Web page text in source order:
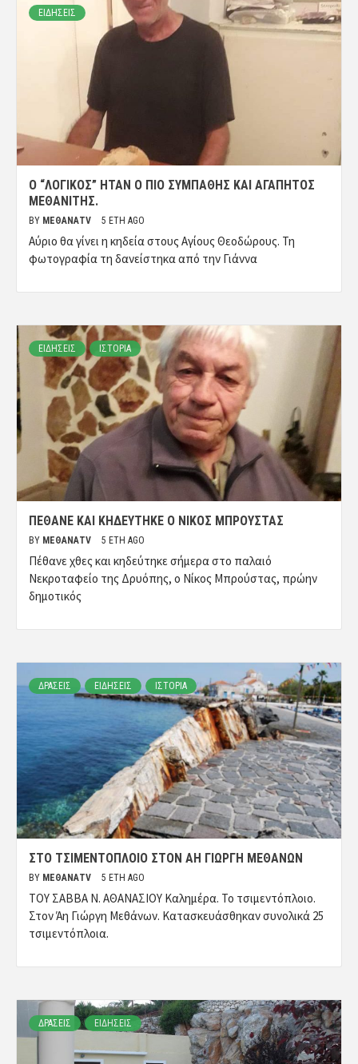
ΕΙΔΗΣΕΙΣ
Ο “ΛΟΓΙΚΌΣ” ΉΤΑΝ Ο ΠΙΟ ΣΥΜΠΑΘΉΣ ΚΑΙ ΑΓΑΠΗΤΌΣ
ΜΕΘΑΝΊΤΗΣ.
BY ΜΈΘΑΝΑTV 5 ΈΤΗ AGO
Αύριο θα γίνει η κηδεία στους Αγίους Θεοδώρους. Τη
φωτογραφία τη δανείστηκα από την Γιάννα
ΕΙΔΗΣΕΙΣ ΙΣΤΟΡΙΑ
ΠΈΘΑΝΕ ΚΑΙ ΚΗΔΕΎΤΗΚΕ Ο ΝΊΚΟΣ ΜΠΡΟΎΣΤΑΣ
BY ΜΈΘΑΝΑTV 5 ΈΤΗ AGO
Πέθανε χθες και κηδεύτηκε σήμερα στο παλαιό
Νεκροταφείο της Δρυόπης, ο Νίκος Μπρούστας, πρώην
δημοτικός
ΔΡΑΣΕΙΣ ΕΙΔΗΣΕΙΣ ΙΣΤΟΡΙΑ
ΣΤΟ ΤΣΙΜΕΝΤΟΠΛΟΙΟ ΣΤΟΝ ΑΗ ΓΙΩΡΓΗ ΜΕΘΑΝΩΝ
BY ΜΈΘΑΝΑTV 5 ΈΤΗ AGO
ΤΟΥ ΣΑΒΒΑ Ν. ΑΘΑΝΑΣΙΟΥ Καλημέρα. Το τσιμεντόπλοιο.
Στον Άη Γιώργη Μεθάνων. Κατασκευάσθηκαν συνολικά 25
τσιμεντόπλοια.
ΔΡΑΣΕΙΣ ΕΙΔΗΣΕΙΣ